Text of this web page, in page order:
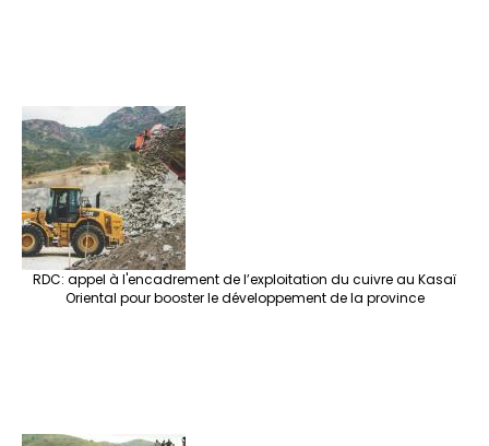
RDC: appel à l'encadrement de l’exploitation du cuivre au Kasaï
Oriental pour booster le développement de la province